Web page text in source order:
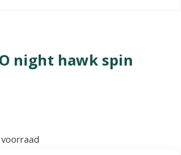
night hawk spin